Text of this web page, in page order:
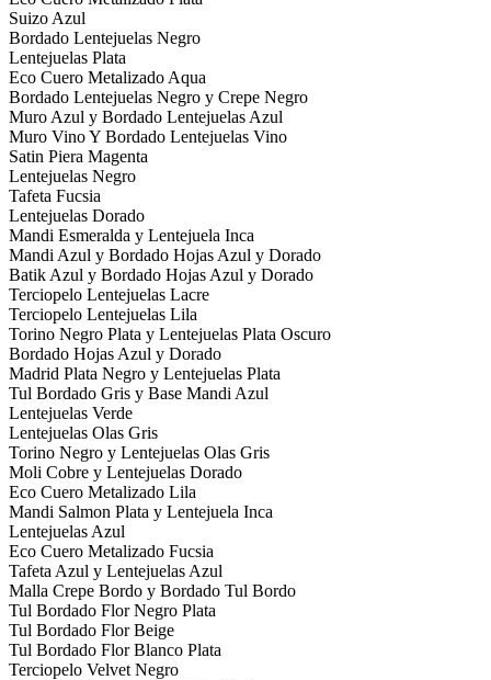
Suizo Azul
Bordado Lentejuelas Negro
Lentejuelas Plata
Eco Cuero Metalizado Aqua
Bordado Lentejuelas Negro y Crepe Negro
Muro Azul y Bordado Lentejuelas Azul
Muro Vino Y Bordado Lentejuelas Vino
Satin Piera Magenta
Lentejuelas Negro
Tafeta Fucsia
Lentejuelas Dorado
Mandi Esmeralda y Lentejuela Inca
Mandi Azul y Bordado Hojas Azul y Dorado
Batik Azul y Bordado Hojas Azul y Dorado
Terciopelo Lentejuelas Lacre
Terciopelo Lentejuelas Lila
Torino Negro Plata y Lentejuelas Plata Oscuro
Bordado Hojas Azul y Dorado
Madrid Plata Negro y Lentejuelas Plata
Tul Bordado Gris y Base Mandi Azul
Lentejuelas Verde
Lentejuelas Olas Gris
Torino Negro y Lentejuelas Olas Gris
Moli Cobre y Lentejuelas Dorado
Eco Cuero Metalizado Lila
Mandi Salmon Plata y Lentejuela Inca
Lentejuelas Azul
Eco Cuero Metalizado Fucsia
Tafeta Azul y Lentejuelas Azul
Malla Crepe Bordo y Bordado Tul Bordo
Tul Bordado Flor Negro Plata
Tul Bordado Flor Beige
Tul Bordado Flor Blanco Plata
Terciopelo Velvet Negro